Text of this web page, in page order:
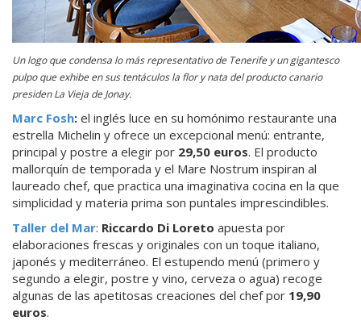
Un logo que condensa lo más representativo de Tenerife y un gigantesco
pulpo que exhibe en sus tentáculos la flor y nata del producto canario
presiden La Vieja de Jonay.
Marc Fosh: el inglés luce en su homónimo restaurante una
estrella Michelin y ofrece un excepcional menú: entrante,
principal y postre a elegir por 29,50 euros. El producto
mallorquín de temporada y el Mare Nostrum inspiran al
laureado chef, que practica una imaginativa cocina en la que
simplicidad y materia prima son puntales imprescindibles.
Taller del Mar: Riccardo Di Loreto apuesta por
elaboraciones frescas y originales con un toque italiano,
japonés y mediterráneo. El estupendo menú (primero y
segundo a elegir, postre y vino, cerveza o agua) recoge
algunas de las apetitosas creaciones del chef por 19,90
euros.